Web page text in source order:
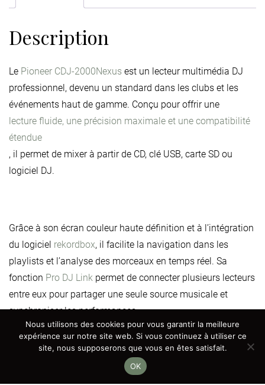
Description
Le Pioneer CDJ-2000Nexus est un lecteur multimédia DJ
professionnel, devenu un standard dans les clubs et les
événements haut de gamme. Conçu pour offrir une
lecture fluide, une précision maximale et une compatibilité
étendue
, il permet de mixer à partir de CD, clé USB, carte SD ou
logiciel DJ.
Grâce à son écran couleur haute définition et à l’intégration
du logiciel rekordbox, il facilite la navigation dans les
playlists et l’analyse des morceaux en temps réel. Sa
fonction Pro DJ Link permet de connecter plusieurs lecteurs
entre eux pour partager une seule source musicale et
synchroniser les performances.
Fiable, robuste et intuitif, le CDJ-2000 Nexus est idéal pour
Nous utilisons des cookies pour vous garantir la meilleure
expérience sur notre site web. Si vous continuez à utiliser ce
site, nous supposerons que vous en êtes satisfait.
OK